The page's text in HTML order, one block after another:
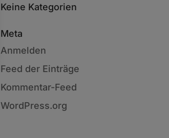
Keine Kategorien
Meta
Anmelden
Feed der Einträge
Kommentar-Feed
WordPress.org